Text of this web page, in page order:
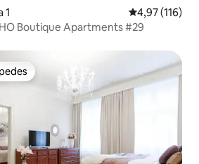
1 4,97 de uma
4,97 (116)
Boutique Apartments #29
dos hóspedes